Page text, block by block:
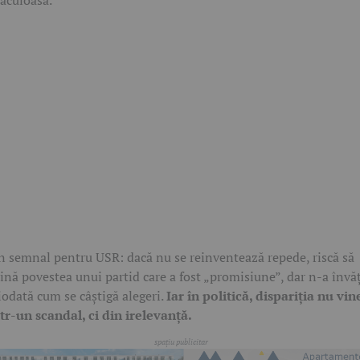
semnal pentru USR: dacă nu se reinventează repede, riscă să
povestea unui partid care a fost „promisiune”, dar n-a
cum se câștigă alegeri.Iar în politică, dispariția nu
un scandal, ci din irelevanță.